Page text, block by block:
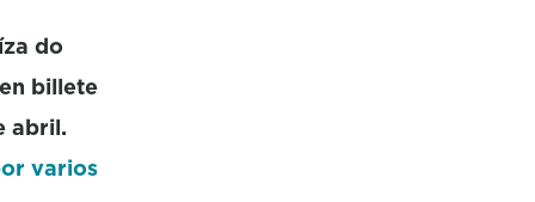
do
billete
abril.
varios